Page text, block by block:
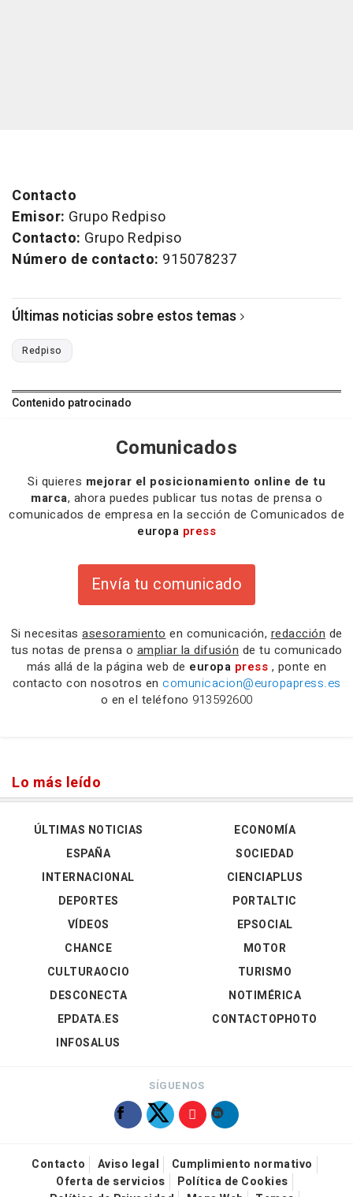
Contacto
Emisor: Grupo Redpiso
Contacto: Grupo Redpiso
Número de contacto: 915078237
Últimas noticias sobre estos temas
Redpiso
Contenido patrocinado
Comunicados
Si quieres mejorar el posicionamiento online de tu
marca, ahora puedes publicar tus notas de prensa o
comunicados de empresa en la sección de Comunicados de
europa press
Envía tu comunicado
Si necesitas asesoramiento en comunicación, redacción de
tus notas de prensa o ampliar la difusión de tu comunicado
más allá de la página web de europa press , ponte en
contacto con nosotros en comunicacion@europapress.es
o en el teléfono 913592600
Lo más leído
ÚLTIMAS NOTICIAS
ESPAÑA
INTERNACIONAL
DEPORTES
VÍDEOS
ECONOMÍA
SOCIEDAD
CIENCIAPLUS
PORTALTIC
EPSOCIAL
CHANCE
CULTURAOCIO
DESCONECTA
EPDATA.ES
INFOSALUS
MOTOR
TURISMO
NOTIMÉRICA
CONTACTOPHOTO
SÍGUENOS
Contacto Aviso legal
Cumplimiento normativo
Oferta de servicios
Política de Cookies